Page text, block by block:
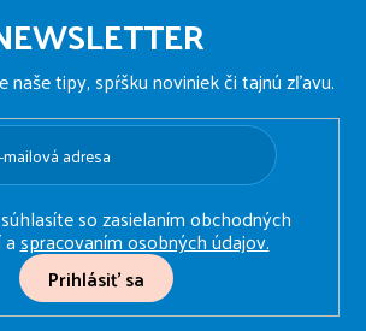
naše tipy, spŕšku noviniek či tajnú zľavu.
so zasielaním obchodných
aspracovaním osobných údajov.
Prihlásiť sa